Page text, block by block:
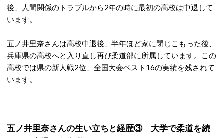
後、人間関係のトラブルから2年の時に最初の高校は中退して
います。
五ノ井里奈さんは高校中退後、半年ほど家に閉じこもった後、
兵庫県の高校へと入り直し再び柔道部に所属しています。この
高校では県の新人戦2位、全国大会ベスト16の実績を残されて
います。
五ノ井里奈さんの生い立ちと経歴③ 大学で柔道を続